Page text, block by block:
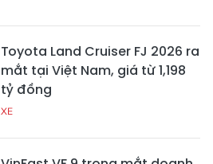
Toyota Land Cruiser FJ 2026 ra
mắt tại Việt Nam, giá từ 1,198
tỷ đồng
XE